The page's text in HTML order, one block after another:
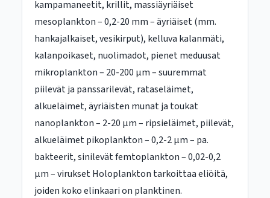
kampamaneetit, krillit, massiäyriäiset
mesoplankton – 0,2-20 mm – äyriäiset (mm.
hankajalkaiset, vesikirput), kelluva kalanmäti,
kalanpoikaset, nuolimadot, pienet meduusat
mikroplankton – 20-200 μm – suuremmat
piilevät ja panssarilevät, rataseläimet,
alkueläimet, äyriäisten munat ja toukat
nanoplankton – 2-20 μm – ripsieläimet, piilevät,
alkueläimet pikoplankton – 0,2-2 μm – pa.
bakteerit, sinilevät femtoplankton – 0,02-0,2
μm – virukset Holoplankton tarkoittaa eliöitä,
joiden koko elinkaari on planktinen.